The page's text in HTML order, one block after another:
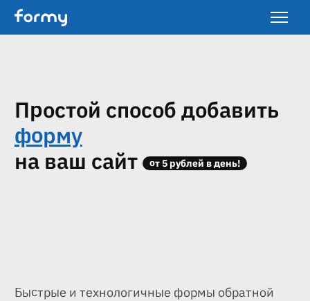
Простой способ добавить
форму
на ваш сайт
от 5 рублей в день!
Быстрые и технологичные формы обратной